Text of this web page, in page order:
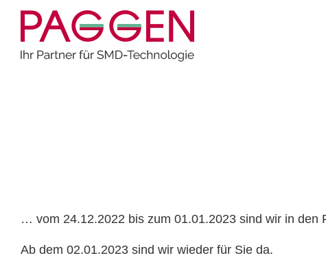
Zum
Inhalt
springen
… vom 24.12.2022 bis zum 01.01.2023 sind wir in den
Ab dem 02.01.2023 sind wir wieder für Sie da.